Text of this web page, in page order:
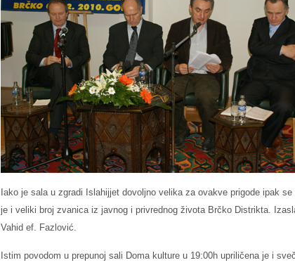
Iako je sala u zgradi Islahijjet dovoljno velika za ovakve prigode ipak
je i veliki broj zvanica iz javnog i privrednog života Brčko Distrikta.
Vahid ef. Fazlović.
Istim povodom u prepunoj sali Doma kulture u 19:00h upriličena je i